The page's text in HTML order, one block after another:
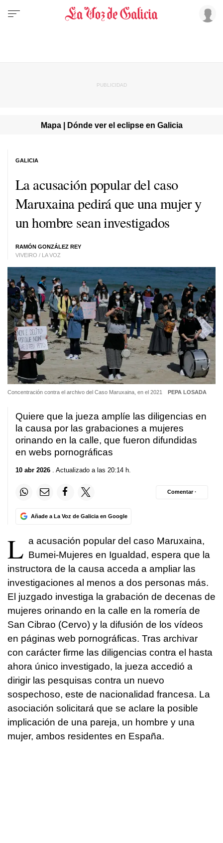
Mapa | Dónde ver el eclipse en Galicia
La acusación popular del caso
Maruxaina pedirá que una mujer y
un hombre sean investigados
RAMÓN GONZÁLEZ REY
VIVEIRO / LA VOZ
GALICIA
Concentración contra el archivo del Caso Maruxaina, en el 2021 PEPA LOSADA
Quiere que la jueza amplíe las diligencias en
la causa por las grabaciones a mujeres
orinando en la calle, que fueron difundidas
en webs pornográficas
10 abr 2026 . Actualizado a las 20:14 h.
Añade a La Voz de Galicia en Google
Comentar ·
L a acusación popular del caso Maruxaina,
Bumei-Mujeres en Igualdad, espera que la
instructora de la causa acceda a ampliar las
investigaciones al menos a dos personas más.
El juzgado investiga la grabación de decenas de
mujeres orinando en la calle en la romería de
San Cibrao (Cervo) y la difusión de los vídeos
en páginas web pornográficas. Tras archivar
con carácter firme las diligencias contra el hasta
ahora único investigado, la jueza accedió a
dirigir las pesquisas contra un nuevo
sospechoso, este de nacionalidad francesa. La
asociación solicitará que se aclare la posible
implicación de una pareja, un hombre y una
mujer, ambos residentes en España.